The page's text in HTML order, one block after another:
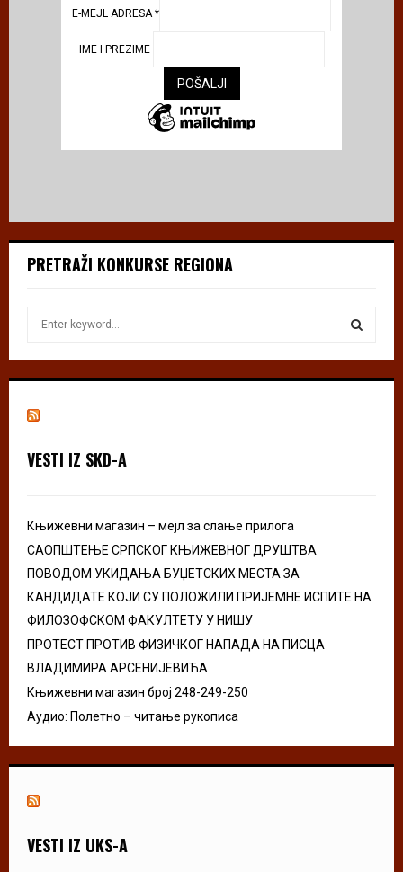
E-MEJL ADRESA *
IME I PREZIME
PRETRAŽI KONKURSE REGIONA
h
r
S
VESTI IZ SKD-A
Књижевни магазин – мејл за слање прилога
САОПШТЕЊЕ СРПСКОГ КЊИЖЕВНОГ ДРУШТВА
ПОВОДОМ УКИДАЊА БУЏЕТСКИХ МЕСТА ЗА
КАНДИДАТЕ КОЈИ СУ ПОЛОЖИЛИ ПРИЈЕМНЕ ИСПИТЕ НА
ФИЛОЗОФСКОМ ФАКУЛТЕТУ У НИШУ
ПРОТЕСТ ПРОТИВ ФИЗИЧКОГ НАПАДА НА ПИСЦА
ВЛАДИМИРА АРСЕНИЈЕВИЋА
Књижевни магазин број 248-249-250
Аудио: Полетно – читање рукописа
VESTI IZ UKS-A